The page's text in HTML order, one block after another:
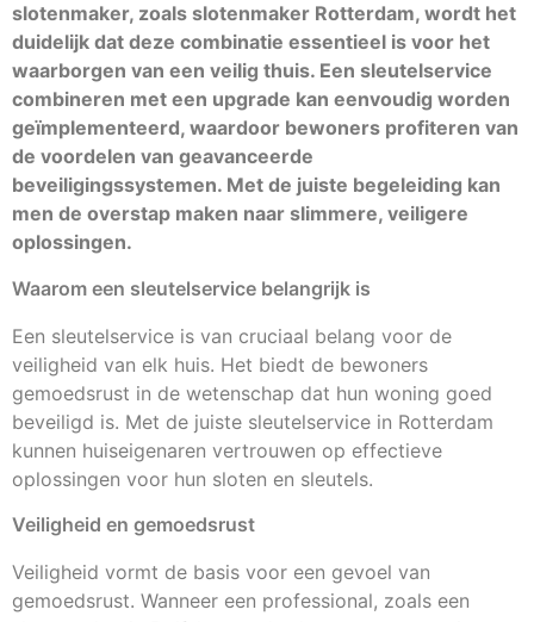
slotenmaker, zoals slotenmaker Rotterdam, wordt het
duidelijk dat deze combinatie essentieel is voor het
waarborgen van een veilig thuis. Een sleutelservice
combineren met een upgrade kan eenvoudig worden
geïmplementeerd, waardoor bewoners profiteren van
de voordelen van geavanceerde
beveiligingssystemen. Met de juiste begeleiding kan
men de overstap maken naar slimmere, veiligere
oplossingen.
Waarom een sleutelservice belangrijk is
Een sleutelservice is van cruciaal belang voor de
veiligheid van elk huis. Het biedt de bewoners
gemoedsrust in de wetenschap dat hun woning goed
beveiligd is. Met de juiste sleutelservice in Rotterdam
kunnen huiseigenaren vertrouwen op effectieve
oplossingen voor hun sloten en sleutels.
Veiligheid en gemoedsrust
Veiligheid vormt de basis voor een gevoel van
gemoedsrust. Wanneer een professional, zoals een